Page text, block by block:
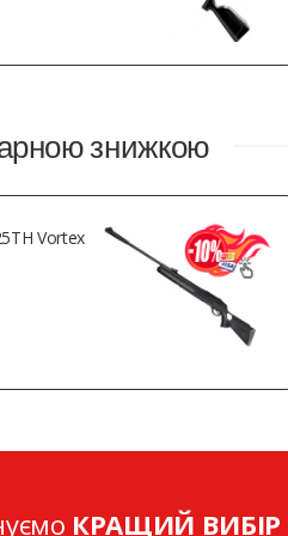
знижкою
Vortex
КРАЩИЙ ВИБІР